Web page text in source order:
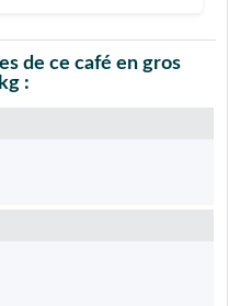
de ce café en gros
: